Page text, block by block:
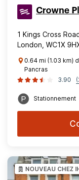
Crowne
1 Kings Cross
London, WC1X
0.64 mi (1.03 km)
Pancras
3.90
Stationnement
NOUVEAU CHEZ